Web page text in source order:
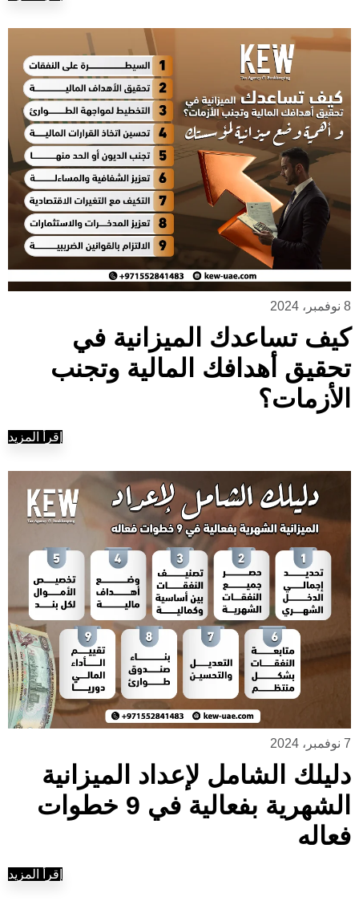
8 نوفمبر، 2024
كيف تساعدك الميزانية في
تحقيق أهدافك المالية وتجنب
الأزمات؟
إقرأ المزيد
7 نوفمبر، 2024
دليلك الشامل لإعداد الميزانية
الشهرية بفعالية في 9 خطوات
فعاله
إقرأ المزيد